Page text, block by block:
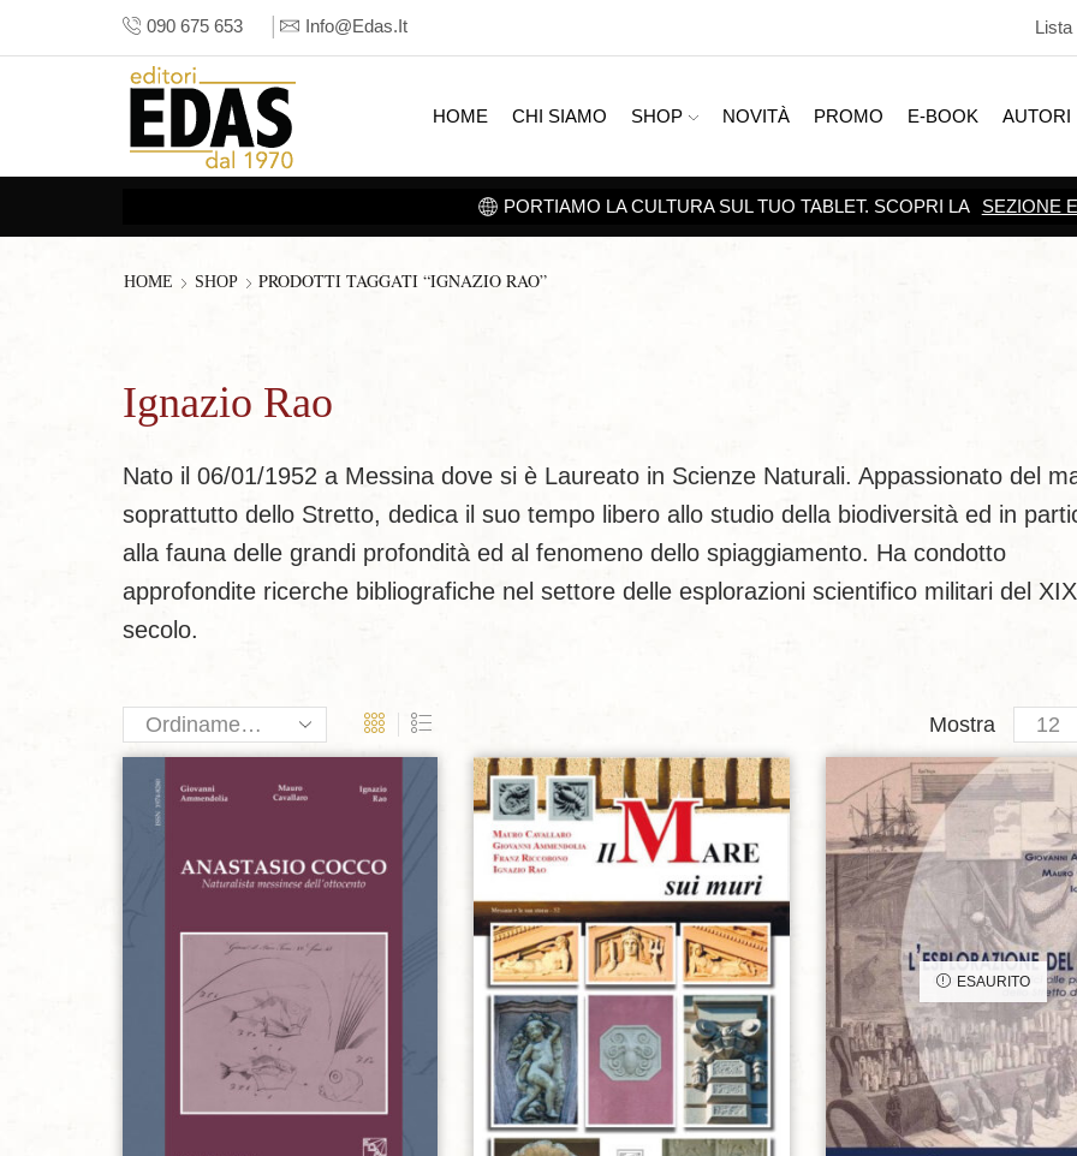
090 675 653 Info@edas.it Lista
HOME CHI SIAMO SHOP NOVITÀ PROMO E-BOOK AUTORI
SCOPRI TUTTE LE PROMOZIONI
HOME SHOP PRODOTTI TAGGATI “IGNAZIO RAO”
Ignazio Rao
Nato il 06/01/1952 a Messina dove si è Laureato in Scienze Naturali. Appassionato del
soprattutto dello Stretto, dedica il suo tempo libero allo studio della biodiversità ed in
alla fauna delle grandi profondità ed al fenomeno dello spiaggiamento. Ha condotto
approfondite ricerche bibliografiche nel settore delle esplorazioni scientifico militari del XIX
secolo.
Mostra
per
page
Aggiungi alla lista dei desideri Aggiungi alla lista dei
ESAURITO